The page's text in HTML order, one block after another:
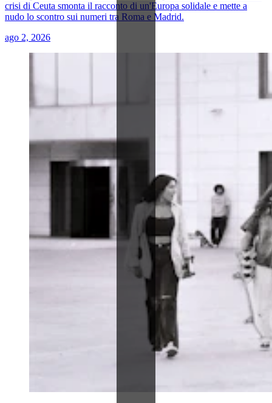
crisi di Ceuta smonta il racconto di un'Europa solidale e mette a
nudo lo scontro sui numeri tra Roma e Madrid.
ago 2, 2026